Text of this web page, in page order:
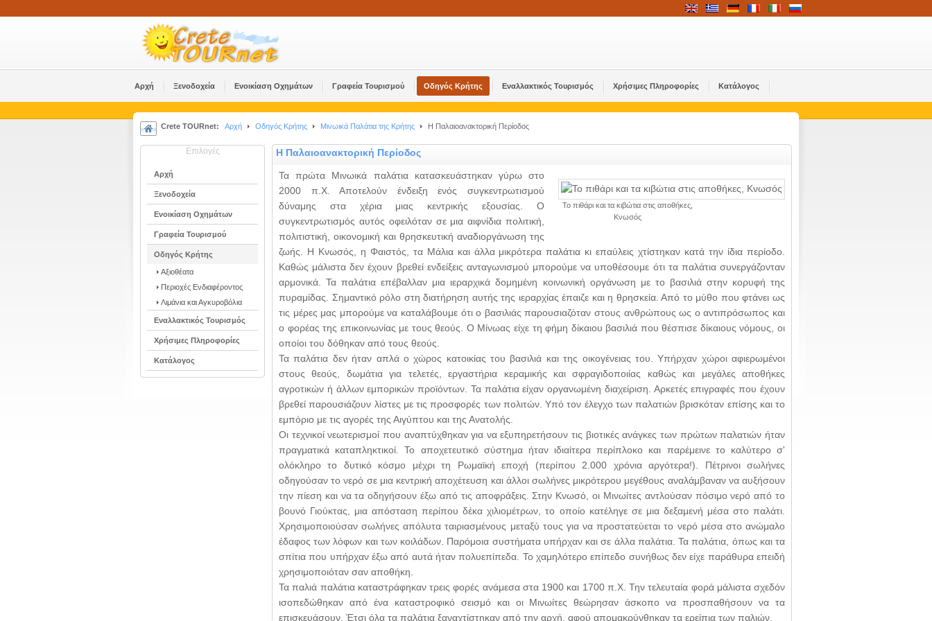
Αρχή Ξενοδοχεία Ενοικίαση Οχημάτων Γραφεία Τουρισμού Οδηγός Κρήτης Εναλλακτικός Τουρισμός Χρήσιμες Πληροφορίες Κατάλογος
Crete TOURnet: Αρχή Οδηγός Κρήτης Μινωικά Παλάτια της Κρήτης Η Παλαιοανακτορική Περίοδος
Επιλογές
Αρχή
Ξενοδοχεία
Ενοικίαση Οχημάτων
Γραφεία Τουρισμού
Οδηγός Κρήτης
Αξιοθέατα
Περιοχές Ενδιαφέροντος
Λιμάνια και Αγκυροβόλια
Εναλλακτικός Τουρισμός
Χρήσιμες Πληροφορίες
Κατάλογος
Η Παλαιοανακτορική Περίοδος
Το πιθάρι και τα κιβώτια στις αποθήκες,
Κνωσός
Τα πρώτα Μινωικά παλάτια κατασκευάστηκαν γύρω στο
2000 π.Χ. Αποτελούν ένδειξη ενός συγκεντρωτισμού
δύναμης στα χέρια μιας κεντρικής εξουσίας. Ο
συγκεντρωτισμός αυτός οφειλόταν σε μια αιφνίδια πολιτική,
πολιτιστική, οικονομική και θρησκευτική αναδιοργάνωση της
ζωής. Η Κνωσός, η Φαιστός, τα Μάλια και άλλα μικρότερα παλάτια κι επαύλεις χτίστηκαν κατά την ίδια περίοδο.
Καθώς μάλιστα δεν έχουν βρεθεί ενδείξεις ανταγωνισμού μπορούμε να υποθέσουμε ότι τα παλάτια συνεργάζονταν
αρμονικά. Τα παλάτια επέβαλλαν μια ιεραρχικά δομημένη κοινωνική οργάνωση με το βασιλιά στην κορυφή της
πυραμίδας. Σημαντικό ρόλο στη διατήρηση αυτής της ιεραρχίας έπαιζε και η θρησκεία. Από το μύθο που φτάνει ως
τις μέρες μας μπορούμε να καταλάβουμε ότι ο βασιλιάς παρουσιαζόταν στους ανθρώπους ως ο αντιπρόσωπος και
ο φορέας της επικοινωνίας με τους θεούς. Ο Μίνωας είχε τη φήμη δίκαιου βασιλιά που θέσπισε δίκαιους νόμους, οι
οποίοι του δόθηκαν από τους θεούς.
Τα παλάτια δεν ήταν απλά ο χώρος κατοικίας του βασιλιά και της οικογένειας του. Υπήρχαν χώροι αφιερωμένοι
στους θεούς, δωμάτια για τελετές, εργαστήρια κεραμικής και σφραγιδοποιίας καθώς και μεγάλες αποθήκες
αγροτικών ή άλλων εμπορικών προϊόντων. Τα παλάτια είχαν οργανωμένη διαχείριση. Αρκετές επιγραφές που έχουν
βρεθεί παρουσιάζουν λίστες με τις προσφορές των πολιτών. Υπό τον έλεγχο των παλατιών βρισκόταν επίσης και το
εμπόριο με τις αγορές της Αιγύπτου και της Ανατολής.
Οι τεχνικοί νεωτερισμοί που αναπτύχθηκαν για να εξυπηρετήσουν τις βιοτικές ανάγκες των πρώτων παλατιών ήταν
πραγματικά καταπληκτικοί. Το αποχετευτικό σύστημα ήταν ιδιαίτερα περίπλοκο και παρέμεινε το καλύτερο σ'
ολόκληρο το δυτικό κόσμο μέχρι τη Ρωμαϊκή εποχή (περίπου 2.000 χρόνια αργότερα!). Πέτρινοι σωλήνες
οδηγούσαν το νερό σε μια κεντρική αποχέτευση και άλλοι σωλήνες μικρότερου μεγέθους αναλάμβαναν να αυξήσουν
την πίεση και να τα οδηγήσουν έξω από τις αποφράξεις. Στην Κνωσό, οι Μινωίτες αντλούσαν πόσιμο νερό από το
βουνό Γιούκτας, μια απόσταση περίπου δέκα χιλιομέτρων, το οποίο κατέληγε σε μια δεξαμενή μέσα στο παλάτι.
Χρησιμοποιούσαν σωλήνες απόλυτα ταιριασμένους μεταξύ τους για να προστατεύεται το νερό μέσα στο ανώμαλο
έδαφος των λόφων και των κοιλάδων. Παρόμοια συστήματα υπήρχαν και σε άλλα παλάτια. Τα παλάτια, όπως και τα
σπίτια που υπήρχαν έξω από αυτά ήταν πολυεπίπεδα. Το χαμηλότερο επίπεδο συνήθως δεν είχε παράθυρα επειδή
χρησιμοποιόταν σαν αποθήκη.
Τα παλιά παλάτια καταστράφηκαν τρεις φορές ανάμεσα στα 1900 και 1700 π.Χ. Την τελευταία φορά μάλιστα σχεδόν
ισοπεδώθηκαν από ένα καταστροφικό σεισμό και οι Μινωίτες θεώρησαν άσκοπο να προσπαθήσουν να τα
επισκευάσουν. Έτσι όλα τα παλάτια ξαναχτίστηκαν από την αρχή, αφού απομακρύνθηκαν τα ερείπια των παλιών.